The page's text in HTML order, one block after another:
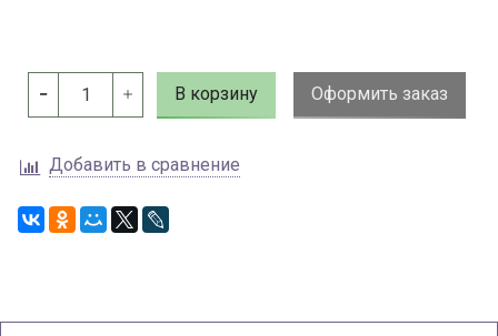
В корзину Оформить заказ
Добавить в сравнение